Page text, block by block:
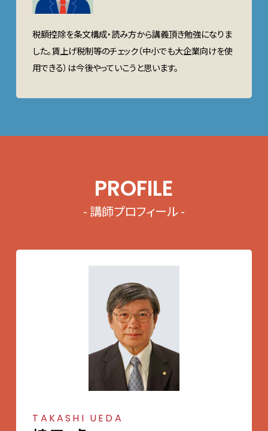
税額控除を条文構成・読み方から講義頂き勉強になりま
した。賃上げ税制等のチェック（中小でも大企業向けを使
用できる）は今後やっていこうと思います。
PROFILE
- 講師プロフィール -
TAKASHI UEDA